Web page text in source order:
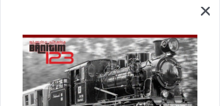
persona, kura sasniegusi 16 gadu vecumu un ir Latvijas
Republikas pilsonis vai tāds Eiropas Savienības pilsonis, kurš
personu reģistrā. Par padomes locekli nav atļauts būt domes
deputātam, pašvaldības izpilddirektoram un viņa vietniekam.
Kandidātus padomes locekļa amatam var izvirzīt arī attiecīgās
padomes darbības teritorijā deklarētais iedzīvotājs, iesniedzot
ar padomes locekļa kandidātu rakstveida saskaņotu